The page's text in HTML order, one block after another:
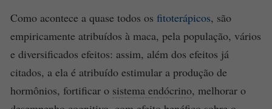
Como acontece a quase todos os fitoterápicos, são
empiricamente atribuídos à maca, pela população, vários
e diversificados efeitos: assim, além dos efeitos já
citados, a ela é atribuído estimular a produção de
hormônios, fortificar o sistema endócrino, melhorar o